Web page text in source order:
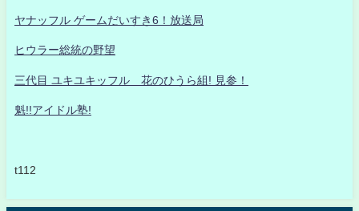
ヤナッフル ゲームだいすき6！放送局
ヒウラー総統の野望
三代目 ユキユキッフル 花のひうら組! 見参！
魁!!アイドル塾!
t112